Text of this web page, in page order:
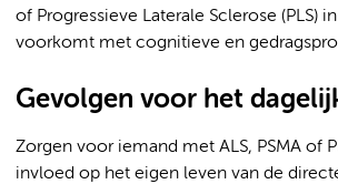
of Progressieve Laterale Sclerose (PLS)
voorkomt met cognitieve en
Gevolgen voor het
Zorgen voor iemand met ALS, PSMA of
invloed op het eigen leven van de